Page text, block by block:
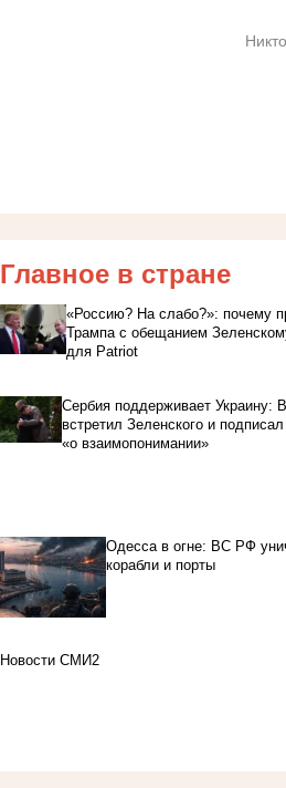
Главное в стране
«Россию? На слабо?»: почему
Трампа с обещанием
для Patriot
Сербия поддерживает Украину:
встретил Зеленского и
«о взаимопонимании»
Одесса в огне: ВС РФ
корабли и порты
Новости СМИ2